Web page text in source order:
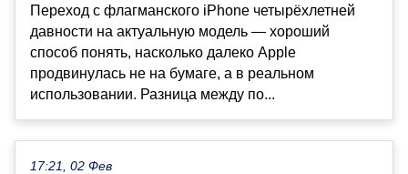
Переход с флагманского iPhone четырёхлетней
давности на актуальную модель — хороший
способ понять, насколько далеко Apple
продвинулась не на бумаге, а в реальном
использовании. Разница между по...
17:21, 02 Фев